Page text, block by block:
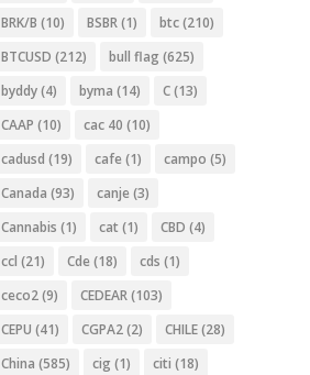
BRK/B (10) BSBR(1) btc(210)
BTCUSD (212) bull flag (625)
byddy(4) byma (14) C(13)
CAAP (10) cac 40 (10)
cadusd (19) cafe (1) campo (5)
Canada (93) canje (3)
Cannabis (1) cat (1) CBD (4)
ccl (21) Cde (18) cds (1)
ceco2(9) CEDEAR(103)
CEPU (41) CGPA2(2) CHILE(28)
China (585) cig (1) citi (18)